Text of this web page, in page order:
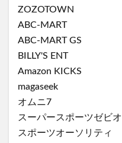
ZOZOTOWN
ABC-MART
ABC-MART GS
BILLY'S ENT
Amazon KICKS
magaseek
オムニ7
スーパースポーツゼビオ
スポーツオーソリティ